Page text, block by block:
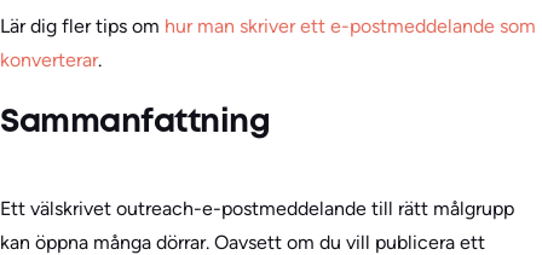
Lär dig fler tips om hur man skriver ett e-postmeddelande som
konverterar.
Sammanfattning
Ett välskrivet outreach-e-postmeddelande till rätt målgrupp
kan öppna många dörrar. Oavsett om du vill publicera ett